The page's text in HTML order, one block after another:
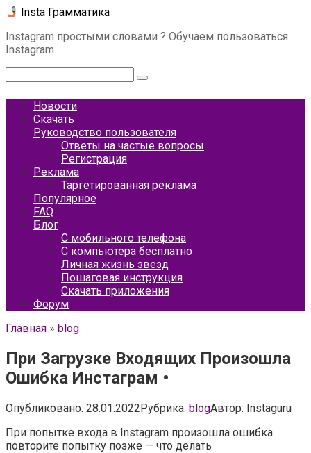
Перейти
контенту
Insta Грамматика
Instagram простыми словами ? Обучаем пользоваться
Instagram
Новости
Скачать
Руководство пользователя
Ответы на частые вопросы
Регистрация
Реклама
Таргетированная реклама
Популярное
FAQ
Блог
С мобильного телефона
С компьютера бесплатно
Личная жизнь звезд
Пошаговая инструкция
Скачать приложения
Форум
Главная » blog
При Загрузке Входящих Произошла
Ошибка Инстаграм •
Опубликовано: 28.01.2022Рубрика: blogАвтор: Instaguru
При попытке входа в Instagram произошла ошибка
повторите попытку позже — что делать